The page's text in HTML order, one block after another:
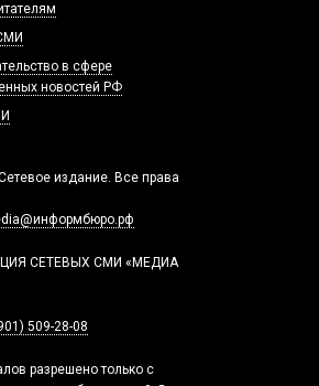
издание. Все права
СЕТЕВЫХ СМИ «МЕДИА
509-28-08
разрешено только с
в сфере
новостей РФ